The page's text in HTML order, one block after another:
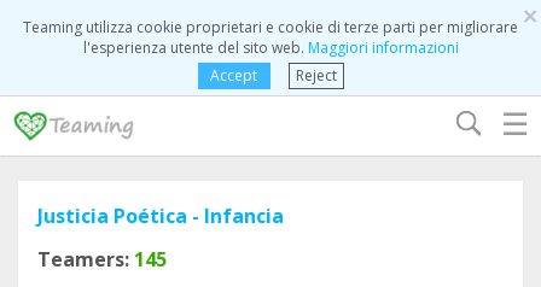
×
Teaming utilizza cookie proprietari e cookie di terze parti per migliorare
l'esperienza utente del sito web. Maggiori informazioni
Accept
Reject
☰
Justicia Poética - Infancia
Teamers: 145